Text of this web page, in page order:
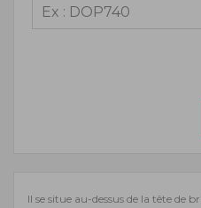
Il se situe au-dessus de la tête de